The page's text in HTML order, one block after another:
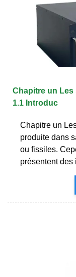
Chapitre un
1.1 Introduc
Chapitre un
produite dans
ou fissiles.
présentent